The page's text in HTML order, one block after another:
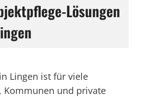
Lösungen
Lingen ist für viele
Kommunen und private